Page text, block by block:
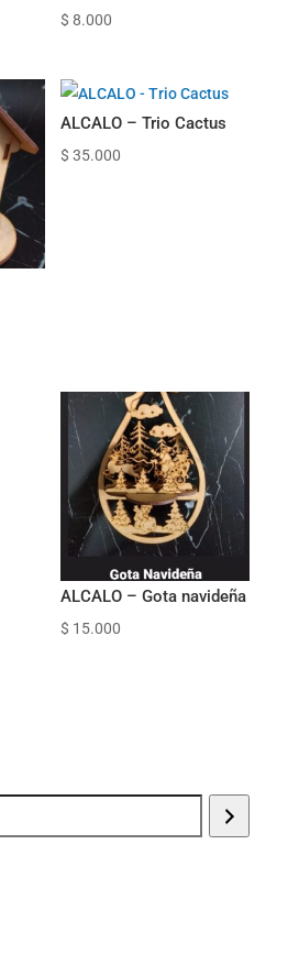
$ 8.000
ALCALO – Trio Cactus
$ 35.000
ALCALO – Gota navideña
$ 15.000